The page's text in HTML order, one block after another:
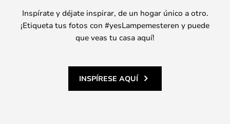
Inspírate y déjate inspirar, de un hogar único a otro.
¡Etiqueta tus fotos con #yesLampemesteren y puede
que veas tu casa aquí!
INSPÍRESE AQUÍ